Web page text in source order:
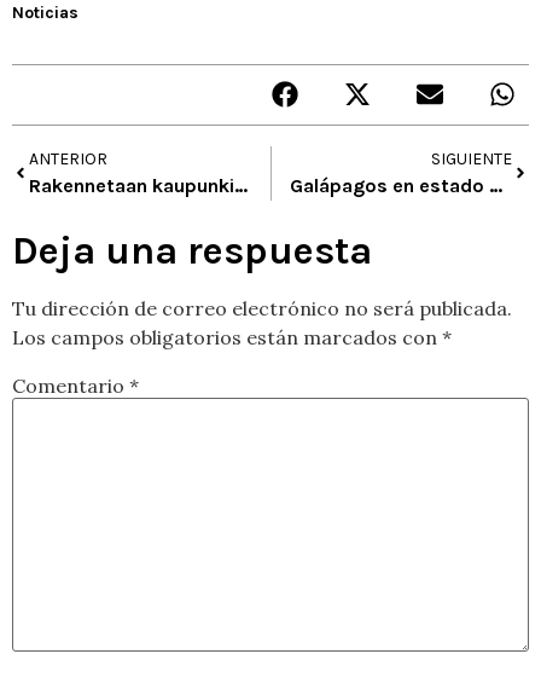
Noticias
ANTERIOR
Rakennetaan kaupunki, Whitney, BoaMistura
SIGUIENTE
Galápagos en estado de arte
Deja una respuesta
Tu dirección de correo electrónico no será publicada.
Los campos obligatorios están marcados con *
Comentario *